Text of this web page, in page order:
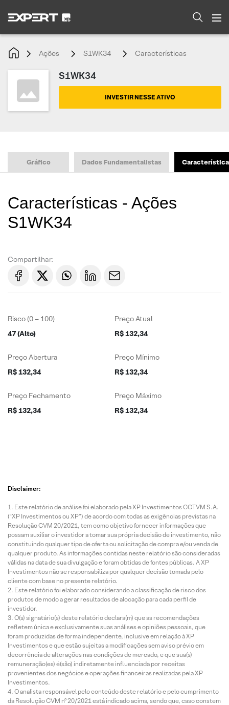
Ações S1WK34 Características
S1WK34
INVESTIR NESSE ATIVO
Gráfico Dados Fundamentalistas
Características - Ações
S1WK34
Compartilhar:
Risco (0 – 100)
47 (Alto)
Preço Atual
R$ 132,34
Preço Abertura
R$ 132,34
Preço Mínimo
R$ 132,34
Preço Fechamento
R$ 132,34
Preço Máximo
R$ 132,34
Disclaimer:
Este relatório de análise foi elaborado pela XP Investimentos CCTVM S.A.
(“XP Investimentos ou XP”) de acordo com todas as exigências previstas na
Resolução CVM 20/2021, tem como objetivo fornecer informações que
possam auxiliar o investidor a tomar sua própria decisão de investimento, não
constituindo qualquer tipo de oferta ou solicitação de compra e/ou venda de
qualquer produto. As informações contidas neste relatório são consideradas
válidas na data de sua divulgação e foram obtidas de fontes públicas. A XP
Investimentos não se responsabiliza por qualquer decisão tomada pelo
cliente com base no presente relatório.
Este relatório foi elaborado considerando a classificação de risco dos
produtos de modo a gerar resultados de alocação para cada perfil de
investidor.
O(s) signatário(s) deste relatório declara(m) que as recomendações
refletem única e exclusivamente suas análises e opiniões pessoais, que
foram produzidas de forma independente, inclusive em relação à XP
Investimentos e que estão sujeitas a modificações sem aviso prévio em
decorrência de alterações nas condições de mercado, e que sua(s)
remuneração(es) é(são) indiretamente influenciada por receitas
provenientes dos negócios e operações financeiras realizadas pela XP
Investimentos.
O analista responsável pelo conteúdo deste relatório e pelo cumprimento
da Resolução CVM nº 20/2021 está indicado acima, sendo que, caso constem